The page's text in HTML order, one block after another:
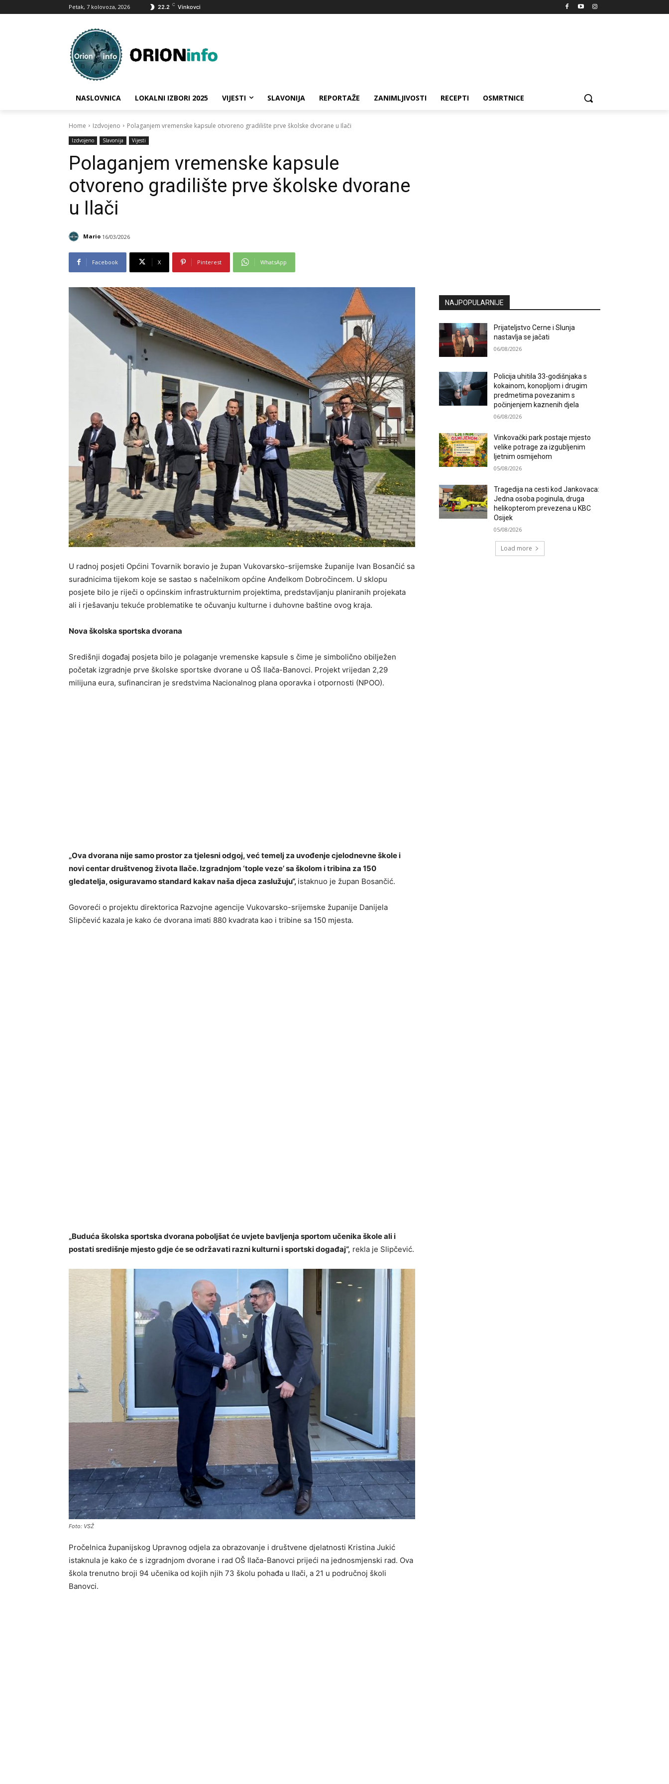
Petak, 7 kolovoza, 2026 22.2 C Vinkovci
NASLOVNICA LOKALNI IZBORI 2025 VIJESTI SLAVONIJA REPORTAŽE ZANIMLJIVOSTI RECEPTI OSMRTNICE
Home Izdvojeno Polaganjem vremenske kapsule otvoreno gradilište prve školske dvorane u Ilači
Izdvojeno Slavonija Vijesti
Polaganjem vremenske kapsule
otvoreno gradilište prve školske dvorane
u Ilači
Mario 16/03/2026
Facebook X Pinterest WhatsApp
U radnoj posjeti Općini Tovarnik boravio je župan Vukovarsko-srijemske županije Ivan Bosančić sa
suradnicima tijekom koje se sastao s načelnikom općine Anđelkom Dobročincem. U sklopu
posjete bilo je riječi o općinskim infrastrukturnim projektima, predstavljanju planiranih projekata
ali i rješavanju tekuće problematike te očuvanju kulturne i duhovne baštine ovog kraja.
Nova školska sportska dvorana
Središnji događaj posjeta bilo je polaganje vremenske kapsule s čime je simbolično obilježen
početak izgradnje prve školske sportske dvorane u OŠ Ilača-Banovci. Projekt vrijedan 2,29
milijuna eura, sufinanciran je sredstvima Nacionalnog plana oporavka i otpornosti (NPOO).
„Ova dvorana nije samo prostor za tjelesni odgoj, već temelj za uvođenje cjelodnevne škole i
novi centar društvenog života Ilače. Izgradnjom ‘tople veze’ sa školom i tribina za 150
gledatelja, osiguravamo standard kakav naša djeca zaslužuju“, istaknuo je župan Bosančić.
Govoreći o projektu direktorica Razvojne agencije Vukovarsko-srijemske županije Danijela
Slipčević kazala je kako će dvorana imati 880 kvadrata kao i tribine sa 150 mjesta.
„Buduća školska sportska dvorana poboljšat će uvjete bavljenja sportom učenika škole ali i
postati središnje mjesto gdje će se održavati razni kulturni i sportski događaj“, rekla je Slipčević.
Foto: VSŽ
Pročelnica županijskog Upravnog odjela za obrazovanje i društvene djelatnosti Kristina Jukić
istaknula je kako će s izgradnjom dvorane i rad OŠ Ilača-Banovci prijeći na jednosmjenski rad. Ova
škola trenutno broji 94 učenika od kojih njih 73 školu pohađa u Ilači, a 21 u područnoj školi
Banovci.
NAJPOPULARNIJE
Prijateljstvo Cerne i Slunja
nastavlja se jačati
06/08/2026
Policija uhitila 33-godišnjaka s
kokainom, konopljom i drugim
predmetima povezanim s
počinjenjem kaznenih djela
06/08/2026
Vinkovački park postaje mjesto
velike potrage za izgubljenim
ljetnim osmijehom
05/08/2026
Tragedija na cesti kod Jankovaca:
Jedna osoba poginula, druga
helikopterom prevezena u KBC
Osijek
05/08/2026
Load more